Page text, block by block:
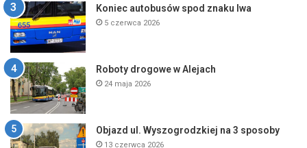
Koniec autobusów spod znaku lwa
5 czerwca 2026
Roboty drogowe w Alejach
24 maja 2026
Objazd ul. Wyszogrodzkiej na 3 sposoby
13 czerwca 2026